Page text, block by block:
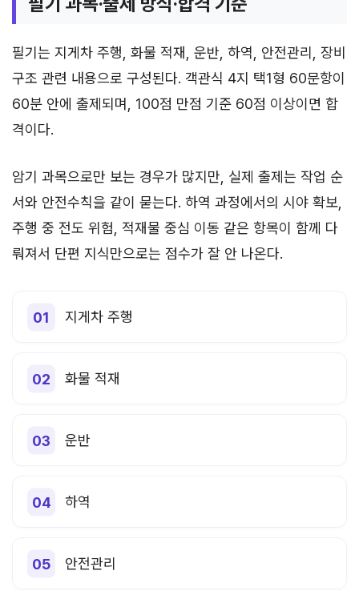
필기는 지게차 주행, 화물 적재, 운반, 하역, 안전관리, 장비
구조 관련 내용으로 구성된다. 객관식 4지 택1형 60문항이
60분 안에 출제되며, 100점 만점 기준 60점 이상이면 합
격이다.
암기 과목으로만 보는 경우가 많지만, 실제 출제는 작업 순
서와 안전수칙을 같이 묻는다. 하역 과정에서의 시야 확보,
주행 중 전도 위험, 적재물 중심 이동 같은 항목이 함께 다
뤄져서 단편 지식만으로는 점수가 잘 안 나온다.
지게차 주행
화물 적재
운반
하역
안전관리